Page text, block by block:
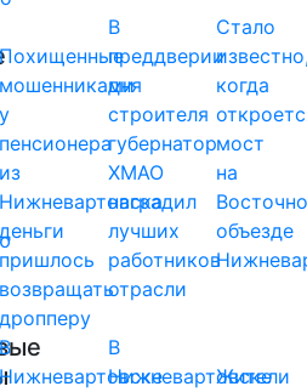
Похищенные
мошенниками
у
пенсионера
из
Нижневартовска
деньги
пришлось
возвращать
дропперу
В
преддверии
дня
строителя
губернатор
ХМАО
наградил
лучших
работников
отрасли
Стало
когда
мост
на
объезде
В
Нижневартовске
В
Нижневартовске
Жители